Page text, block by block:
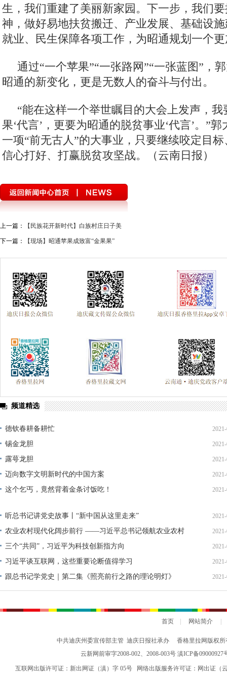
生，我们重建了美丽新家园。下一步，我们
神，做好易地扶贫搬迁、产业发展、基础设
就业、民生保障各项工作，为昭通规划一个
通过“一个苹果”“一张路网”“一张蓝图”，
昭通的新变化，更是无数人的奋斗与付出。
“能在这样一个举世瞩目的大会上发声，
果‘代言’，更要为昭通的脱贫事业‘代言’。”
一项“前无古人”的大事业，只要继续咬定目
信心打好、打赢脱贫攻坚战。（云南日报）
上一篇： 【民族花开新时代】白族村庄日子美
下一篇： 【现场】昭通苹果成致富“金果果”
频道精选
德钦春耕备耕忙
锡金龙胆
露萼龙胆
迈向数字文明新时代的中国方案
这个乞丐，竟然背着金条讨饭吃！
听总书记讲党史故事丨“新中国从这里走来”
农业农村现代化阔步前行 ——习近平总书记领航农业农村
高质量发展（之三）
三个“共同”，习近平为科技创新指方向
习近平谈互联网，这些重要论断值得学习
跟总书记学党史｜第二集《照亮前行之路的理论明灯》